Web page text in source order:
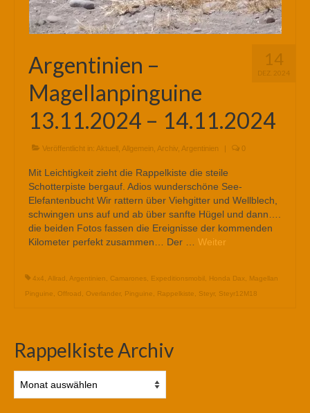
14
DEZ. 2024
Argentinien –
Magellanpinguine
13.11.2024 – 14.11.2024
Veröffentlicht in: Aktuell Allgemein Archiv Argentinien | 0
Mit Leichtigkeit zieht die Rappelkiste die steile
Schotterpiste bergauf. Adios wunderschöne See-
Elefantenbucht Wir rattern über Viehgitter und Wellblech,
schwingen uns auf und ab über sanfte Hügel und dann….
die beiden Fotos fassen die Ereignisse der kommenden
Kilometer perfekt zusammen… Der … Weiter
4x4 Allrad Argentinien Camarones Expeditionsmobil Honda Dax
Magellan
Pinguine
Offroad Overlander, Pinguine Rappelkiste Steyr, Steyr12M18
Rappelkiste Archiv
Archiv